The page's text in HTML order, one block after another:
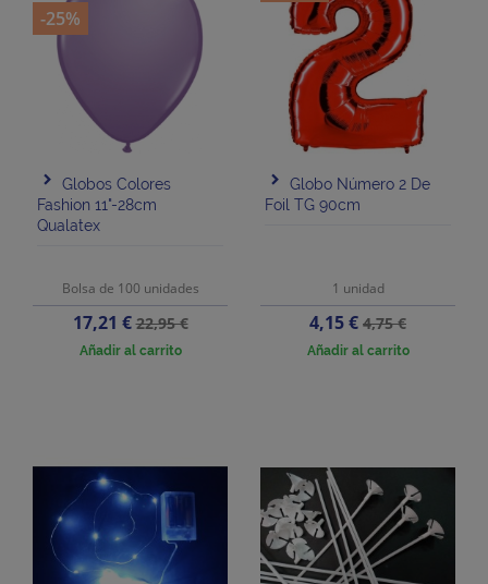
Globos Colores
Fashion 11"-28cm
Qualatex
Bolsa de 100 unidades
Precio
17,21 €Precio
base
22,95 €
Añadir al carrito
-25%
Globo Número 2 De
Foil TG 90cm
1 unidad
Precio
4,15 €Precio
base
4,75 €
Añadir al carrito